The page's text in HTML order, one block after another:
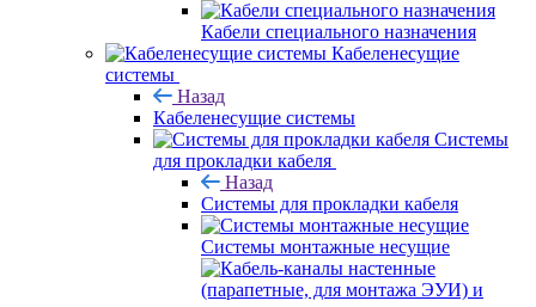
Кабели специального назначения
Кабеленесущие
системы
Назад
Кабеленесущие системы
Системы
для прокладки кабеля
Назад
Системы для прокладки кабеля
Системы монтажные несущие